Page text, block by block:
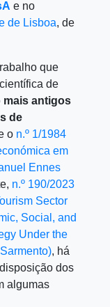
e no
de Lisboa, de
que
de
mais antigos
de
o n.º 1/1984
em
Ennes
n.º 190/2023
Sector
Social, and
Under the
, há
dos
algumas